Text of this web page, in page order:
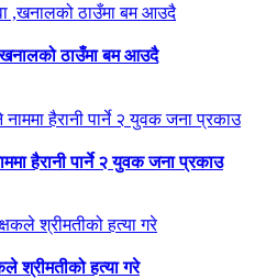
ठाउँमा बम आउदै
हैरानी पार्ने २ युवक जना प्रकाउ
श्रीमतीको हत्या गरे